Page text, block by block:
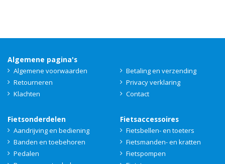
Algemene pagina's
Algemene voorwaarden
Betaling en verzending
Retourneren
Privacy verklaring
Klachten
Contact
Fietsonderdelen
Aandrijving en bediening
Banden en toebehoren
Pedalen
Fietsaccessoires
Fietsbellen- en toeters
Fietsmanden- en kratten
Fietspompen